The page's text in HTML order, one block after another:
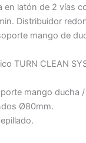
en latón de 2 vías
Distribuidor
mango de
TURN CLEAN
mango ducha
Ø80mm.